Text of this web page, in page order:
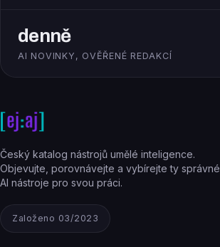
denně
AI NOVINKY, OVĚŘENÉ REDAKCÍ
Český katalog nástrojů umělé inteligence.
Objevujte, porovnávejte a vybírejte ty správné
AI nástroje pro svou práci.
Založeno 03/2023